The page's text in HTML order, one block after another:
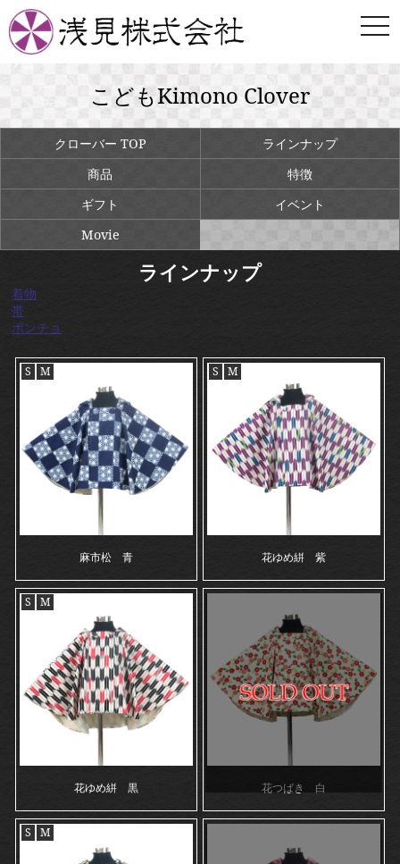
こどもKimono Clover
クローバー TOP
ラインナップ
商品
特徴
ギフト
イベント
Movie
ラインナップ
着物
帯
ポンチョ
S M
麻市松 青
S M
花ゆめ絣 紫
S M
花ゆめ絣 黒 花つばき 白
S M